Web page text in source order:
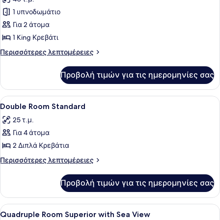
cama
King
για
Lush
Vista
Parcial
a
con
1
cama
King
1 υπνοδωμάτιο
Για 2 άτομα
1 King Κρεβάτι
Περισσότερες λεπτομέρειες
Περισσότερες
Vista
Parcial
a
Bahía
con
cama
King
Προβολή τιμών για τις ημερομηνίες σας
Προβολή
όλων
των
φωτογραφιών
για
Double
Μοναδική διακόσμηση, μοναδική
6
Double Room Standard
25 τ.μ.
Για 4 άτομα
2 Διπλά Κρεβάτια
Περισσότερες λεπτομέρειες
Περισσότερες
Room
Standard
Προβολή τιμών για τις ημερομηνίες σας
Προβολή
Μοναδική διακόσμηση, μοναδική
8
Quadruple Room Superior with Sea View